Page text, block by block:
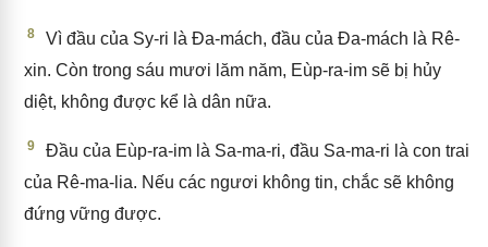
8
Vì đầu của Sy-ri là Đa-mách, đầu của Đa-mách là Rê-
xin. Còn trong sáu mươi lăm năm, Eùp-ra-im sẽ bị hủy
diệt, không được kể là dân nữa.
9
Đầu của Eùp-ra-im là Sa-ma-ri, đầu Sa-ma-ri là con trai
của Rê-ma-lia. Nếu các ngươi không tin, chắc sẽ không
đứng vững được.